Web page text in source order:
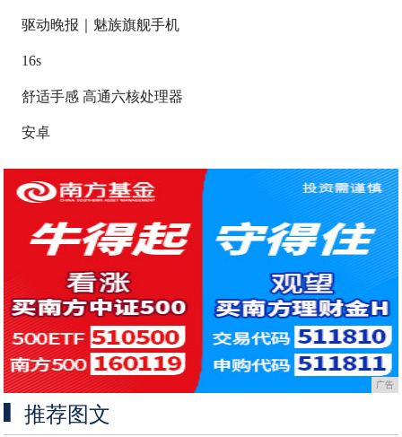
驱动晚报｜魅族旗舰手机
16s
舒适手感 高通六核处理器
安卓
广告
推荐图文